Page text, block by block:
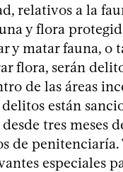
relativos a la
y flora
y matar fauna, o
flora, serán
de las áreas
delitos están
tres meses
de penitenciaría.
especiales